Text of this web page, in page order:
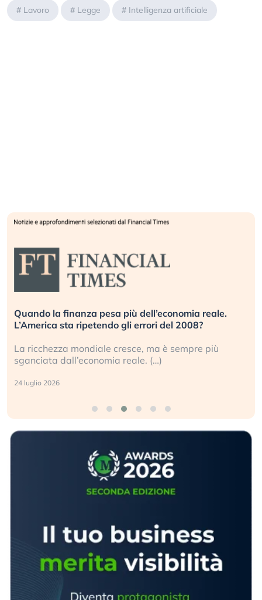
# Lavoro # Legge # Intelligenza artificiale
Quando la finanza pesa più dell’economia reale.
L’America sta ripetendo gli errori del 2008?
La ricchezza mondiale cresce, ma è sempre più
sganciata dall’economia reale. (…)
24 luglio 2026